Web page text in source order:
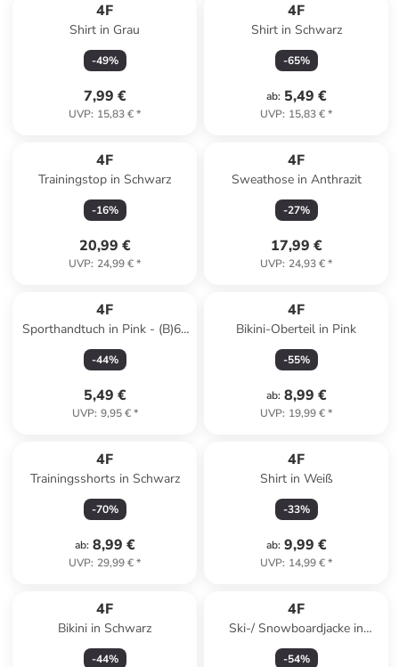
4F
Shirt in Grau
-49%
7,99 €
UVP: 15,83 €*
4F
Shirt in Schwarz
-65%
ab: 5,49 €
UVP: 15,83 €*
4F
Trainingstop in Schwarz
-16%
20,99 €
UVP: 24,99 €*
4F
Sweathose in Anthrazit
-27%
17,99 €
UVP: 24,93 €*
4F
Sporthandtuch in Pink - (B)65
x (H)90 cm
-44%
5,49 €
UVP: 9,95 €*
4F
Bikini-Oberteil in Pink
-55%
ab: 8,99 €
UVP: 19,99 €*
4F
Trainingsshorts in Schwarz
-70%
ab: 8,99 €
UVP: 29,99 €*
4F
Shirt in Weiß
-33%
ab: 9,99 €
UVP: 14,99 €*
4F
Bikini in Schwarz
-44%
4F
Ski-/ Snowboardjacke in
Creme
-54%